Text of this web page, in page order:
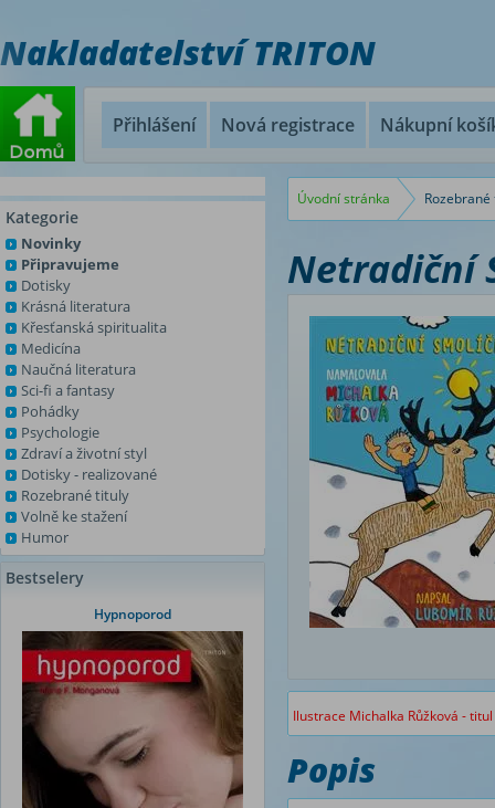
Nakladatelství TRITON
Přihlášení Nová registrace Nákupní
Kategorie
Novinky
Připravujeme
Dotisky
Krásná literatura
Křesťanská spiritualita
Medicína
Naučná literatura
Sci-fi a fantasy
Pohádky
Psychologie
Zdraví a životní styl
Dotisky - realizované
Rozebrané tituly
Volně ke stažení
Humor
Bestselery
Hypnoporod
Úvodní stránka
Netradiční
Ilustrace Michalka Růžková -
Popis